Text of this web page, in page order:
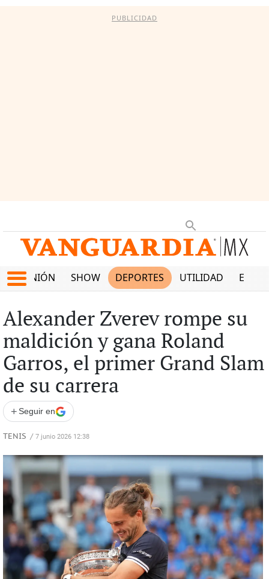
PUBLICIDAD
OPINIÓN SHOW DEPORTES UTILIDAD
Alexander Zverev rompe su
maldición y gana Roland
Garros, el primer Grand Slam
de su carrera
+ Seguir en
TENIS / 7 junio 2026 12:38